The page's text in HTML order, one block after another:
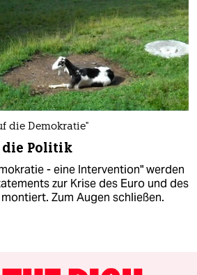
die Demokratie"
die Politik
- eine Intervention" werden
zur Krise des Euro und des
Zum Augen schließen.